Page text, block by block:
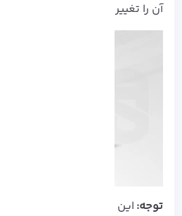
آن را تغییر دهید.
توجه: این سطح را نمی توان بیشتر از